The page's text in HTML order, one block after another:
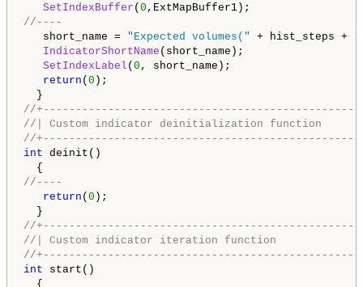
SetIndexBuffer (0
//----
short_name = "Expected volumes(" + hist_steps +
IndicatorShortName (short_name);
SetIndexLabel (0 , short_name);
return (0 );
//
//| Custom indicator deinitialization function
//
int deinit()
//----
return (0 );
//
//| Custom indicator iteration function
//
int start()
{